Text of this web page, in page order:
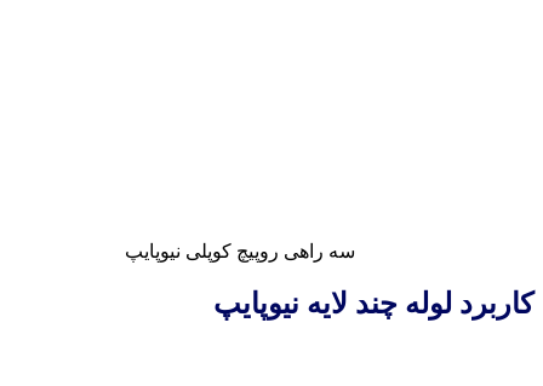
سه راهی روپیچ کوپلی نیوپایپ
کاربرد لوله چند لایه نیوپایپ